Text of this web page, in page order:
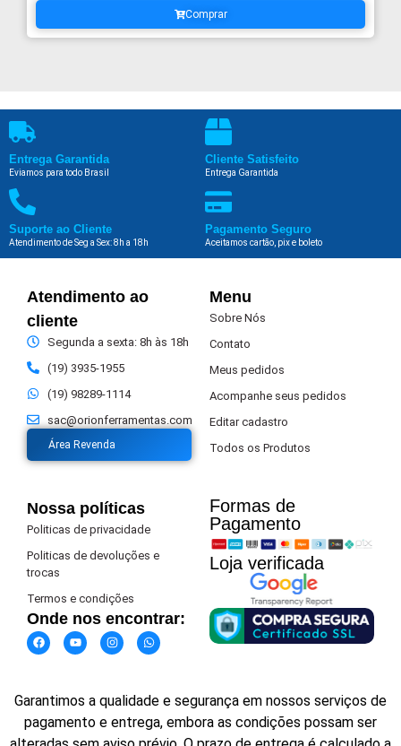
Comprar
Entrega Garantida
Eviamos para todo Brasil
Cliente Satisfeito
Entrega Garantida
Suporte ao Cliente
Atendimento de Seg a Sex: 8h a 18h
Pagamento Seguro
Aceitamos cartão, pix e boleto
Atendimento ao
cliente
Segunda a sexta: 8h às 18h
(19) 3935-1955
(19) 98289-1114
sac@orionferramentas.com
Área Revenda
Menu
Sobre Nós
Contato
Meus pedidos
Acompanhe seus pedidos
Editar cadastro
Todos os Produtos
Nossa políticas
Politicas de privacidade
Politicas de devoluções e
trocas
Termos e condições
Onde nos encontrar:
Formas de
Pagamento​
Loja verificada
Garantimos a qualidade e segurança em nossos serviços de
pagamento e entrega, embora as condições possam ser